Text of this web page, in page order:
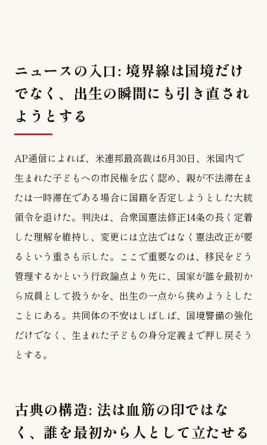
ニュースの入口: 境界線は国境だけ
でなく、出生の瞬間にも引き直され
ようとする
AP通信によれば、米連邦最高裁は6月30日、米国内で
生まれた子どもへの市民権を広く認め、親が不法滞在ま
たは一時滞在である場合に国籍を否定しようとした大統
領令を退けた。判決は、合衆国憲法修正14条の長く定着
した理解を維持し、変更には立法ではなく憲法改正が要
るという重さも示した。ここで重要なのは、移民をどう
管理するかという行政論点より先に、国家が誰を最初か
ら成員として扱うかを、出生の一点から狭めようとした
ことにある。共同体の不安はしばしば、国境警備の強化
だけでなく、生まれた子どもの身分定義まで押し戻そう
とする。
古典の構造: 法は血筋の印ではな
く、誰を最初から人として立たせる